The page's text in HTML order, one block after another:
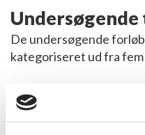
De undersøgende
kategoriseret ud fra
målingen